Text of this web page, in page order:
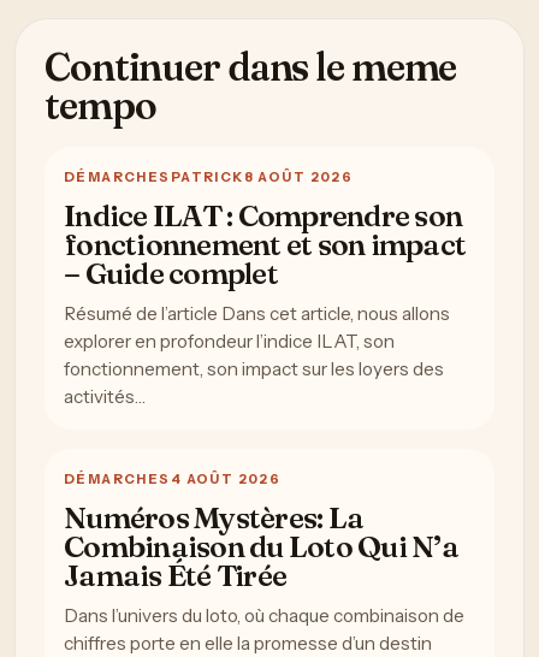
Continuer dans le meme
tempo
DÉMARCHES PATRICK 8 AOÛT 2026
Indice ILAT : Comprendre son
fonctionnement et son impact
– Guide complet
Résumé de l’article Dans cet article, nous allons
explorer en profondeur l’indice ILAT, son
fonctionnement, son impact sur les loyers des
activités…
DÉMARCHES 4 AOÛT 2026
Numéros Mystères: La
Combinaison du Loto Qui N’a
Jamais Été Tirée
Dans l’univers du loto, où chaque combinaison de
chiffres porte en elle la promesse d’un destin